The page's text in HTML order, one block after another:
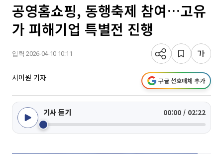
공영홈쇼핑, 동행축제 참여…고유
가 피해기업 특별전 진행
입력 2026-04-10 10:11
서이원 기자 구글 선호매체 추가
기사 듣기 00:00 / 02:22